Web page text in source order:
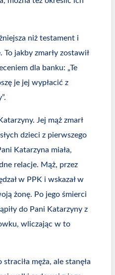
niż testament i
jakby zmarły zostawił
dla banku: „Te
je jej wypłacić z
Jej mąż zmarł
dzieci z pierwszego
Katarzyna miała,
relacje. Mąż, przez
w PPK i wskazał w
żonę. Po jego śmierci
do Pani Katarzyny z
wliczając w to
straciła męża, ale stanęła